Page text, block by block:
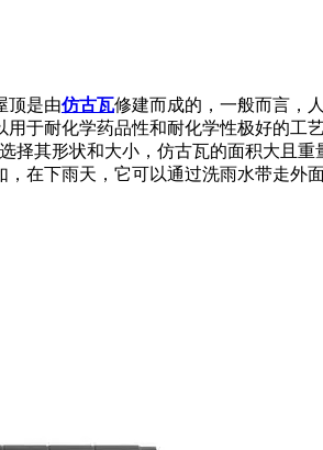
顶是由仿古瓦修建而成的，一般而言，
于耐化学药品性和耐化学性极好的工艺
其形状和大小，仿古瓦的面积大且重
在下雨天，它可以通过洗雨水带走外